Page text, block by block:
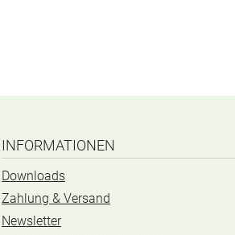
INFORMATIONEN
Downloads
Zahlung & Versand
Newsletter